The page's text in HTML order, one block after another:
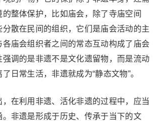
整体保护，比如庙会，除了寺庙空间
散在民间的组织，它们是庙会活动的主
庙会组织者之间的常态互动构成了庙会
强调的是非遗不是文化遗留物，而是流动
日常生活，非遗就成为“静态文物”。
，在利用非遗、活化非遗的过程中，应当
非遗是形成于历史、传承于当下的文